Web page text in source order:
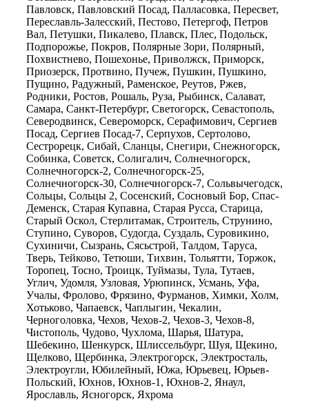
Павловск, Павловский Посад, Палласовка, Пересвет,
Переславль-Залесский, Пестово, Петергоф, Петров
Вал, Петушки, Пикалево, Плавск, Плес, Подольск,
Подпорожье, Покров, Полярные Зори, Полярный,
Похвистнево, Пошехонье, Приволжск, Приморск,
Приозерск, Протвино, Пучеж, Пушкин, Пушкино,
Пущино, Радужный, Раменское, Реутов, Ржев,
Родники, Ростов, Рошаль, Руза, Рыбинск, Салават,
Самара, Санкт-Петербург, Светогорск, Севастополь,
Северодвинск, Североморск, Серафимович, Сергиев
Посад, Сергиев Посад-7, Серпухов, Сертолово,
Сестрорецк, Сибай, Сланцы, Снегири, Снежногорск,
Собинка, Советск, Солигалич, Солнечногорск,
Солнечногорск-2, Солнечногорск-25,
Солнечногорск-30, Солнечногорск-7, Сольвычегодск,
Сольцы, Сольцы 2, Сосенский, Сосновый Бор, Спас-
Деменск, Старая Купавна, Старая Русса, Старица,
Старый Оскол, Стерлитамак, Строитель, Струнино,
Ступино, Суворов, Судогда, Суздаль, Суровикино,
Сухиничи, Сызрань, Сясьстрой, Талдом, Таруса,
Тверь, Тейково, Тетюши, Тихвин, Тольятти, Торжок,
Торопец, Тосно, Троицк, Туймазы, Тула, Тутаев,
Углич, Удомля, Узловая, Урюпинск, Усмань, Уфа,
Учалы, Фролово, Фрязино, Фурманов, Химки, Холм,
Хотьково, Чапаевск, Чаплыгин, Чекалин,
Черноголовка, Чехов, Чехов-2, Чехов-3, Чехов-8,
Чистополь, Чудово, Чухлома, Шарья, Шатура,
Шебекино, Шенкурск, Шлиссельбург, Шуя, Щекино,
Щелково, Щербинка, Электрогорск, Электросталь,
Электроугли, Юбилейный, Южа, Юрьевец, Юрьев-
Польский, Юхнов, Юхнов-1, Юхнов-2, Янаул,
Ярославль, Ясногорск, Яхрома